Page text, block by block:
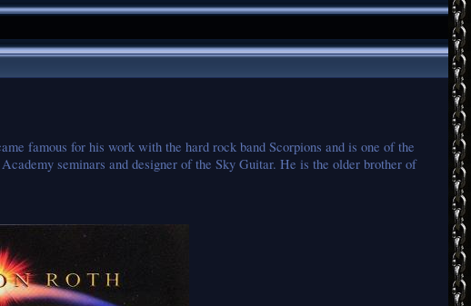
famous for his work with the hard rock band Scorpions and is one of the
seminars and designer of the Sky Guitar. He is the older brother of